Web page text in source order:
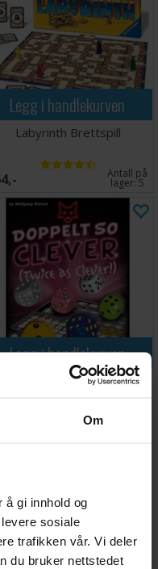
Om
å gi innhold og
sosiale
trafikken vår. Vi deler
du bruker nettstedet
Legg i handlekurven
Labyrinth Brettspill
Antall på
lager:5
Legg i handlekurven
So Clever - Twice as